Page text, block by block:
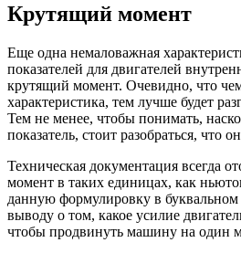
Крутящий момент
Еще одна немаловажная
показателей для двигателей
крутящий момент. Очевидно, что
характеристика, тем лучше будет
Тем не менее, чтобы понимать,
показатель, стоит разобраться, что
Техническая документация всегда
момент в таких единицах, как
данную формулировку в
выводу о том, какое усилие
чтобы продвинуть машину на один